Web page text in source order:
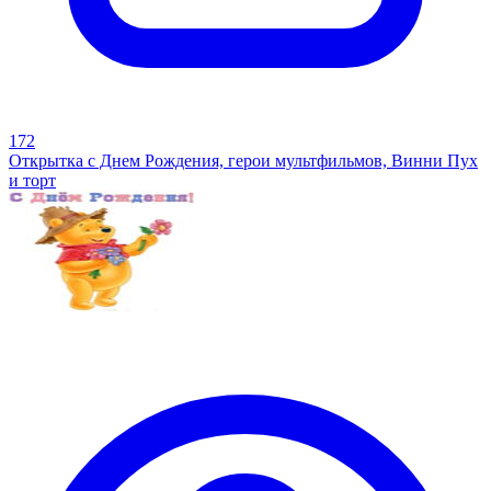
172
Открытка с Днем Рождения, герои мультфильмов, Винни Пух
и торт